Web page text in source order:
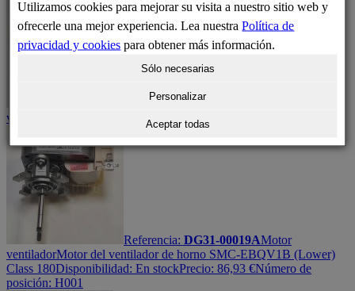
Referencia:DG67-00011C
ventilador de horno
Disponibilidad: En stock
Referencia: DG31-00019AMotor
ventiladorMotor del ventilador de horno SMC-EBQV1B (Lower)
Class 180Disponibilidad: En stockPrecio: 86,93 €Número de
posición: H001
Utilizamos cookies para mejorar su visita a nuestro sitio web y
ofrecerle una mejor experiencia. Lea nuestraPolítica de
privacidad y cookies para obtener más información.
Sólo necesarias
Personalizar
Aceptar todas